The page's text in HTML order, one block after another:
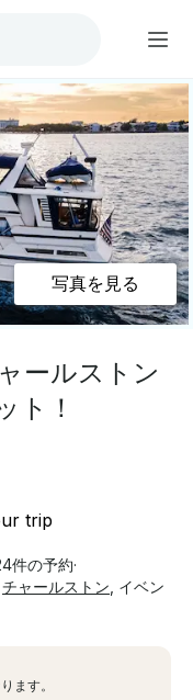
写真を見る
ールストン
ト！
trip
件の予約·
チャールストン イベン
ます。